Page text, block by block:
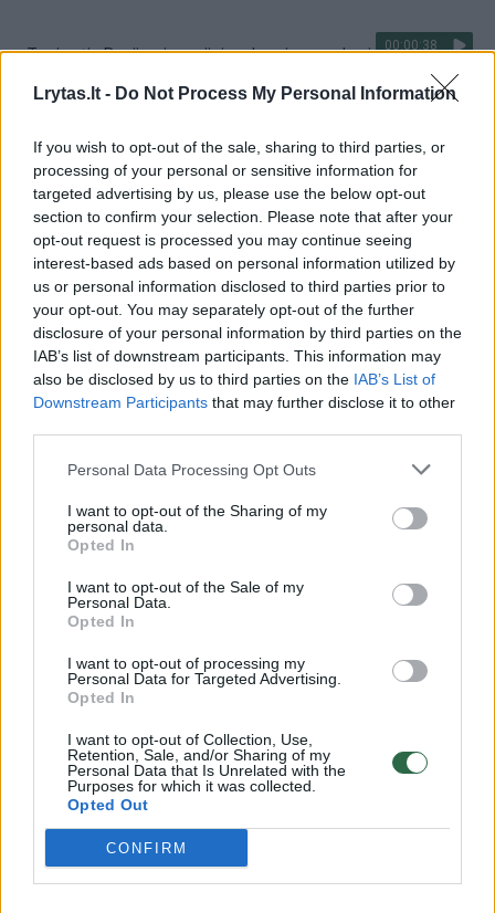
Lrytas.lt - Do Not Process My Personal Information
If you wish to opt-out of the sale, sharing to third parties, or
processing of your personal or sensitive information for
targeted advertising by us, please use the below opt-out
section to confirm your selection. Please note that after your
opt-out request is processed you may continue seeing
interest-based ads based on personal information utilized by
us or personal information disclosed to third parties prior to
your opt-out. You may separately opt-out of the further
disclosure of your personal information by third parties on the
IAB’s list of downstream participants. This information may
also be disclosed by us to third parties on the IAB’s List of
Downstream Participants that may further disclose it to other
Personal Data Processing Opt Outs
I want to opt-out of the Sharing of my
personal data.
Opted In
I want to opt-out of the Sale of my
Personal Data.
Opted In
I want to opt-out of processing my
Personal Data for Targeted Advertising.
Opted In
I want to opt-out of Collection, Use,
Retention, Sale, and/or Sharing of my
Personal Data that Is Unrelated with the
Purposes for which it was collected.
Opted Out
CONFIRM
00:00:38
Tęsiantis Rusijos invazijai – dar vienos ukrainiečių
Pabėgę iš karo Ukrainoje žmonės daug sau negali leisti:
šiais metais vietoje eglės – tik kelios šakelės
Žinios | Pasaulis
00:01:05
Neramumai Sirijoje: šiaurinėje dalyje per du
sprogdinimus žuvo 12 mažiausiai žmonių
Žinios Pasaulis
00:01:57
Lenkijoje tęsiasi protestai prieš beveik visišką abortų
Žinios | Pasaulis
00:01:04
Archeologų radinys Peru: prieš 500 metų inkų
visuomenės elitui priklausiusių vaikų palaikai
Žinios | Pasaulis
Į Lietuvą atslenka arktinis šaltis – savaitgalį šalį
sukaustys speigas
Žinios | Orai
00:00:54
Kinija suteikė sąlyginį leidimą platinti „Sinopharm“